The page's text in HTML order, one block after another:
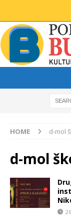
HOME d-mol
d-mol